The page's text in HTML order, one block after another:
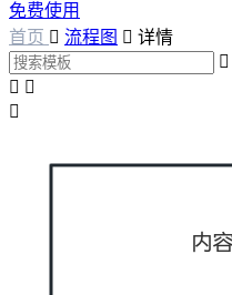
免费使用
首页  流程图  详情

 
